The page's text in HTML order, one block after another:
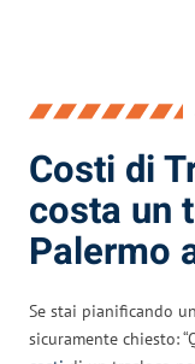
Costi di
costa un
Palermo
Se stai pianificando un
sicuramente chiesto: